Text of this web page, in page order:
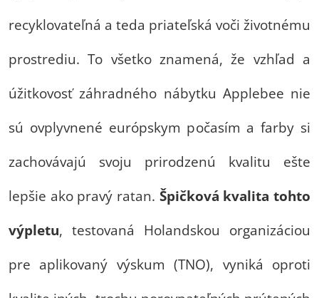
recyklovateľná a teda priateľská voči životnému
prostrediu. To všetko znamená, že vzhľad a
úžitkovosť záhradného nábytku Applebee nie
sú ovplyvnené európskym počasím a farby si
zachovávajú svoju prirodzenú kvalitu ešte
lepšie ako pravý ratan. Špičková kvalita tohto
výpletu, testovaná Holandskou organizáciou
pre aplikovaný výskum (TNO), vyniká oproti